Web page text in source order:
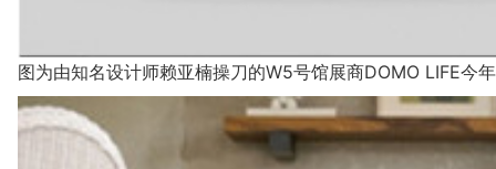
图为由知名设计师赖亚楠操刀的W5号馆展商DOMO LIFE今